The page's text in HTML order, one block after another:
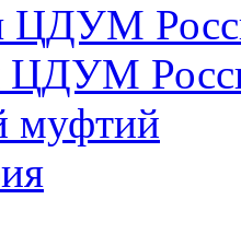
ЦДУМ
ЦДУМ
муфтий